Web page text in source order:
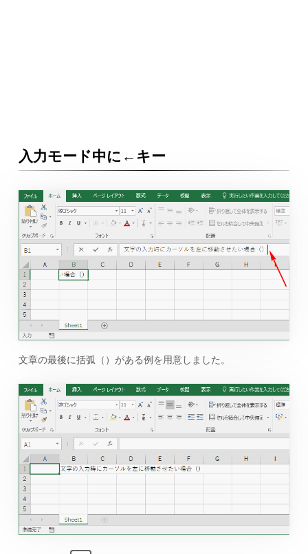
入力モード中に←キー
文章の最後に括弧（）がある例を用意しました。